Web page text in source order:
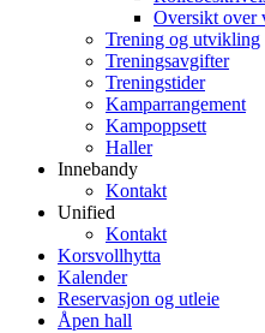
Oversikt over
Trening og utvikling
Treningsavgifter
Treningstider
Kamparrangement
Kampoppsett
Haller
Innebandy
Kontakt
Unified
Kontakt
Korsvollhytta
Kalender
Reservasjon og utleie
Åpen hall